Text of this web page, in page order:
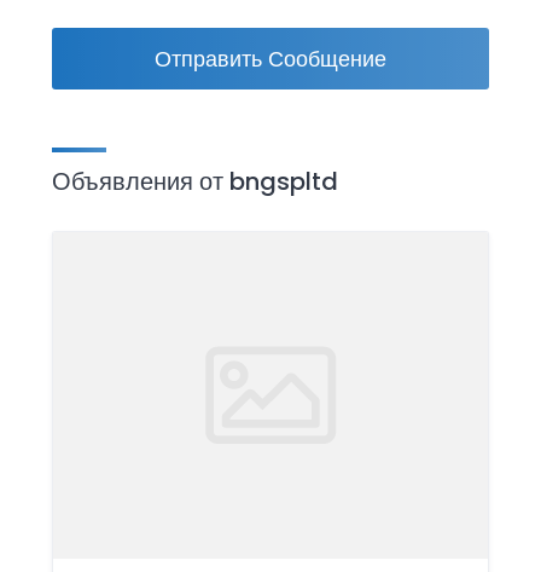
Отправить Сообщение
Объявления от bngspltd